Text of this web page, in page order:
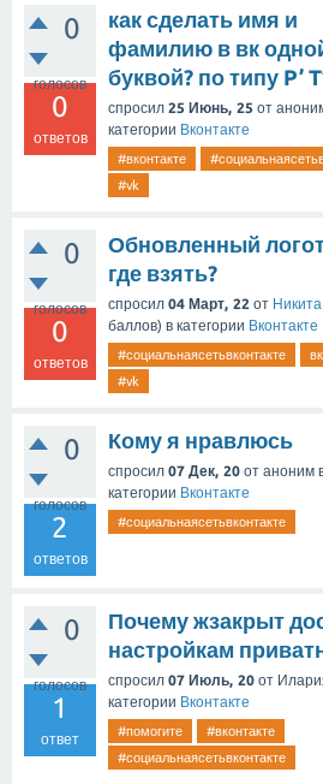
0
голосов
0
ответов
как сделать имя и
фамилию в вк
буквой? по типу P’
спросил 25 Июнь, 25 от
категории Вконтакте
#вконтакте
#vk
0
голосов
0
ответов
Обновленный
где взять?
спросил 04 Март, 22 от Никита
баллов) в категории Вконтакте
#социальнаясетьвконтакте
#vk
0
голосов
2
ответов
Кому я нравлюсь
спросил 07 Дек, 20 от аноним
категории Вконтакте
#социальнаясетьвконтакте
0
голосов
1
ответ
Почему жзакрыт
настройкам
спросил 07 Июль, 20 от
категории Вконтакте
#помогите
#вконтакте
#социальнаясетьвконтакте